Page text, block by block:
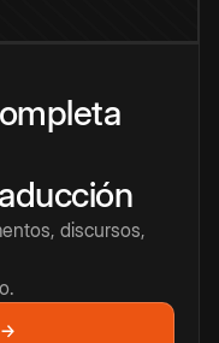
discursos,
→